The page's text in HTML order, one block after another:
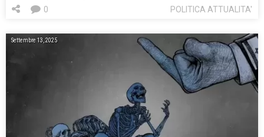
POLITICA ATTUALITA'
0
Settembre 13, 2025